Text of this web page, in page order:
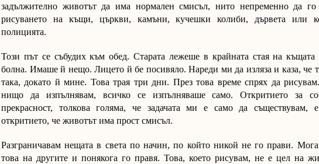
задължително животът да има нормален смисъл, нито непременно да
рисуването на къщи, църкви, камъни, кучешки колиби, дървета или
полицията.
Този път се събудих към обед. Старата лежеше в крайната стая на
болна. Имаше й нещо. Лицето й бе посивяло. Нареди ми да изляза и каза, че
така, докато й мине. Това трая три дни. През това време спрях да
нищо да изпълнявам, всичко се изпълняваше само. Откритието за
прекрасност, толкова голяма, че задачата ми е само да съществувам,
откритието, че животът има прост смисъл.
Разграничавам нещата в света по начин, по който никой не го прави.
това на другите и понякога го правя. Това, което рисувам, не е цел на